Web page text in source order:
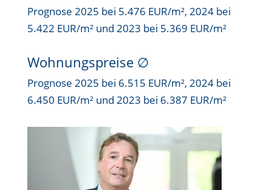
Prognose 2025 bei 5.476 EUR/m², 2024 bei
5.422 EUR/m² und 2023 bei 5.369 EUR/m²
Wohnungspreise ∅
Prognose 2025 bei 6.515 EUR/m², 2024 bei
6.450 EUR/m² und 2023 bei 6.387 EUR/m²